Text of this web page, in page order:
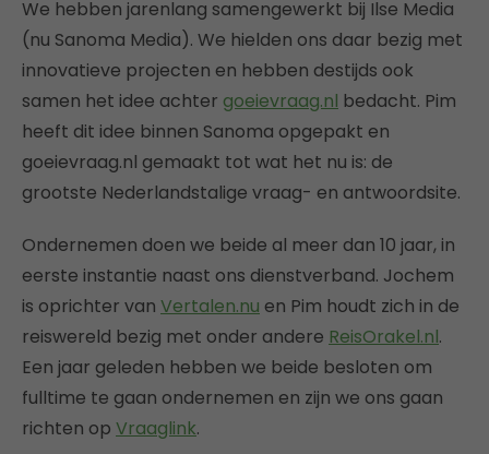
We hebben jarenlang samengewerkt bij Ilse Media
(nu Sanoma Media). We hielden ons daar bezig met
innovatieve projecten en hebben destijds ook
samen het idee achter goeievraag.nl bedacht. Pim
heeft dit idee binnen Sanoma opgepakt en
goeievraag.nl gemaakt tot wat het nu is: de
grootste Nederlandstalige vraag- en antwoordsite.
Ondernemen doen we beide al meer dan 10 jaar, in
eerste instantie naast ons dienstverband. Jochem
is oprichter van Vertalen.nu en Pim houdt zich in de
reiswereld bezig met onder andere ReisOrakel.nl.
Een jaar geleden hebben we beide besloten om
fulltime te gaan ondernemen en zijn we ons gaan
richten op Vraaglink.